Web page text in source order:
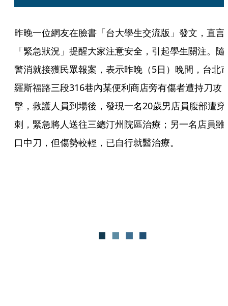
昨晚一位網友在臉書「台大學生交流版」發文，直言
「緊急狀況」提醒大家注意安全，引起學生關注。隨
警消就接獲民眾報案，表示昨晚（5日）晚間，台北
羅斯福路三段316巷內某便利商店旁有傷者遭持刀攻
擊，救護人員到場後，發現一名20歲男店員腹部遭穿
刺，緊急將人送往三總汀州院區治療；另一名店員雖
口中刀，但傷勢較輕，已自行就醫治療。